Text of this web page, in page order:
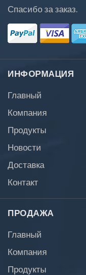
Спасибо за заказ.
ИНФОРМАЦИЯ
Главный
Компания
Продукты
Новости
Доставка
Контакт
ПРОДАЖА
Главный
Компания
Продукты